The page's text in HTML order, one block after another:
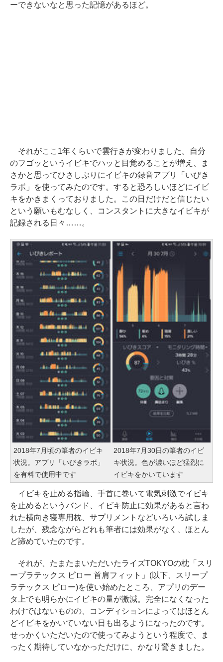
ーできないなと思った記憶があるほど。
それがここ1年くらいで雲行きが変わりました。自分
のフゴッというイビキでハッと目覚めることが増え、ま
さかと思ってひさしぶりにイビキの録音アプリ「いびき
ラボ」を使ってみたのです。すると恐ろしいほどにイビ
キをかきまくっておりました。この日だけだと信じたい
という願いもむなしく、コンスタントに大きなイビキが
記録される日々……。
2018年7月頃の筆者のイビキ
状況。アプリ「いびきラボ」
を有料で使用中です
2018年7月30日の筆者のイビ
キ状況。色が濃いほど猛烈に
イビキをかいています
イビキを止める指輪、手首に巻いて電気刺激でイビキ
を止めるというバンド、イビキ防止に効果があると言わ
れた横向き寝専用枕、サプリメントなどいろいろ試しま
したが、残念ながらどれも筆者には効果がなく、ほとん
ど諦めていたのです。
それが、たまたまいただいたライズTOKYOの枕「スリ
ープラテックス ピロー 首肩フィット」(以下、スリープ
ラテックス ピロー)を使い始めたところ、アプリのデー
タ上でも明らかにイビキの量が激減。完全になくなった
わけではないものの、コンディションによってはほとん
どイビキをかいていない日も出るようになったのです。
せっかくいただいたので使ってみようという程度で、ま
ったく期待していなかっただけに、かなり驚きました。